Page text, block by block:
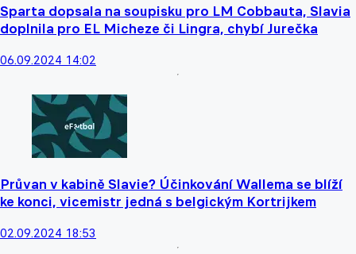
Sparta dopsala na soupisku pro LM Cobbauta, Slavia
doplnila pro EL Micheze či Lingra, chybí Jurečka
06.09.2024 14:02
Průvan v kabině Slavie? Účinkování Wallema se blíží
ke konci, vicemistr jedná s belgickým Kortrijkem
02.09.2024 18:53